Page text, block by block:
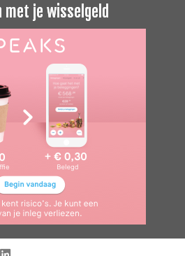
met je wisselgeld